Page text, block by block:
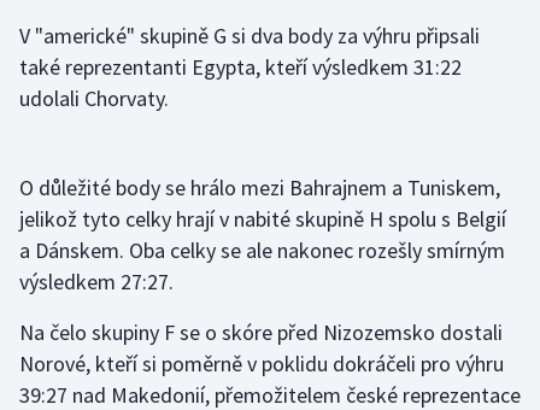
Motorsport
Olympijské hry
Plavání
Plážový volejbal
Ragby
Rychlobruslení
V "americké" skupině G si dva body za výhru připsali
také reprezentanti Egypta, kteří výsledkem 31:22
udolali Chorvaty.
O důležité body se hrálo mezi Bahrajnem a Tuniskem,
jelikož tyto celky hrají v nabité skupině H spolu s Belgií
a Dánskem. Oba celky se ale nakonec rozešly smírným
výsledkem 27:27.
Na čelo skupiny F se o skóre před Nizozemsko dostali
Norové, kteří si poměrně v poklidu dokráčeli pro výhru
39:27 nad Makedonií, přemožitelem české reprezentace